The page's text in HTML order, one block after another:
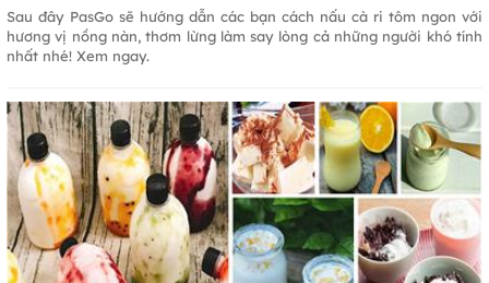
Sau đây PasGo sẽ hướng dẫn các bạn cách nấu cà ri tôm ngon với
hương vị nồng nàn, thơm lừng làm say lòng cả những người khó tính
nhất nhé! Xem ngay.